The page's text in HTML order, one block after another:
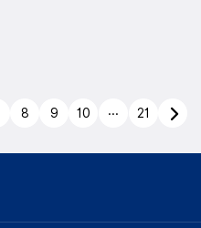
8 9 10 ... 21